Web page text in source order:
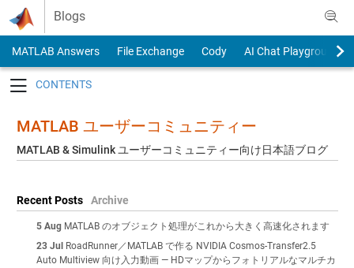
Skip to content
Blogs
MATLAB Answers File Exchange Cody
AI Chat Playground
MATLAB ユーザーコミュニティー
MATLAB & Simulink ユーザーコミュニティー向け日本語ブログ
Recent Posts Archive
5 Aug MATLAB のオブジェクト処理がこれから大きく高速化されます
23 Jul RoadRunner／MATLAB で作る NVIDIA Cosmos-Transfer2.5
Auto Multiview 向け入力動画 — HDマップからフォトリアルなマルチカ